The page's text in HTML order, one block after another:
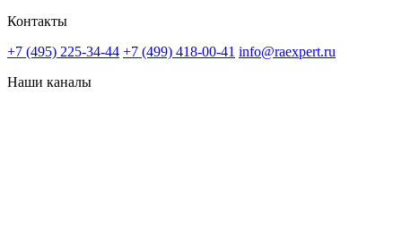
Контакты
+7 (495) 225-34-44 +7 (499) 418-00-41 info@raexpert.ru
Наши каналы